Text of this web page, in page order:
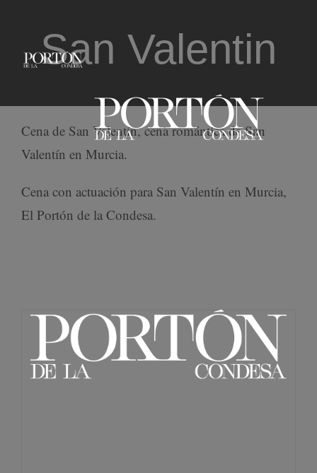
contenidoSan Valentin
Cena de San Valentín, cena romántica de San
Valentín en Murcia.
Cena con actuación para San Valentín en Murcia,
El Portón de la Condesa.